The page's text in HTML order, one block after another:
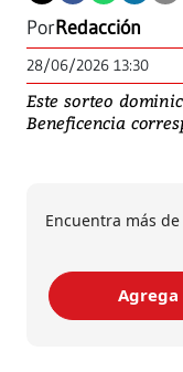
PorRedacción
28/06/2026 13:30
Este sorteo
Beneficencia
Encuentra más
Agrega